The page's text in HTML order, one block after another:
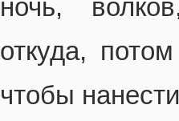
ночь,
откуда,
чтобы